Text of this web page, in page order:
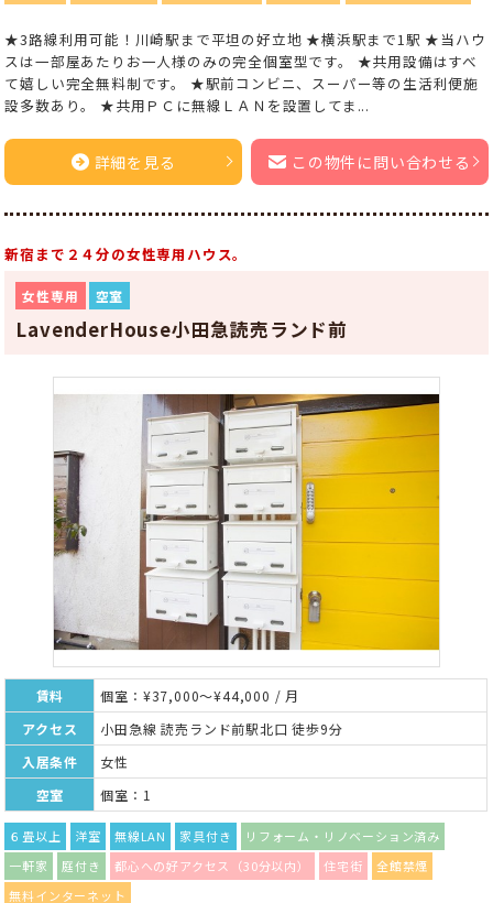
★3路線利用可能！川崎駅まで平坦の好立地 ★横浜駅まで1駅 ★当ハウ
スは一部屋あたりお一人様のみの完全個室型です。 ★共用設備はすべ
て嬉しい完全無料制です。 ★駅前コンビニ、スーパー等の生活利便施
設多数あり。 ★共用ＰＣに無線ＬＡＮを設置してま...
詳細を見る この物件に問い合わせる
新宿まで２４分の女性専用ハウス。
女性専用 空室
LavenderHouse小田急読売ランド前
賃料
個室：¥37,000～¥44,000 / 月
アクセス
小田急線 読売ランド前駅北口 徒歩9分
入居条件
女性
空室
個室：1
６畳以上 洋室 無線LAN 家具付き
リフォーム・リノベーション済み
一軒家
庭付き 都心への好アクセス（30分以内） 住宅街
全館禁煙
無料インターネット